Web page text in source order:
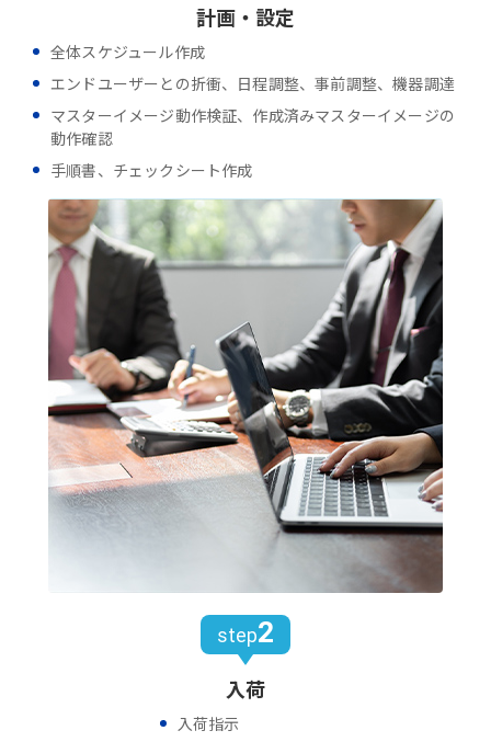
計画・設定
全体スケジュール作成
エンドユーザーとの折衝、日程調整、事前調整、機器調達
マスターイメージ動作検証、作成済みマスターイメージの
動作確認
手順書、チェックシート作成
step2
入荷
入荷指示